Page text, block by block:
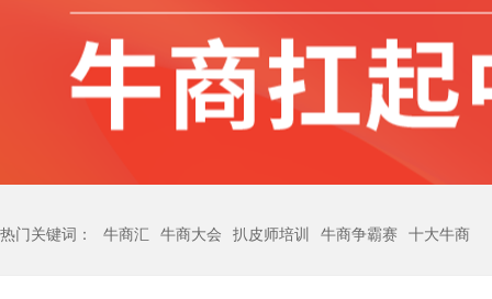
热门关键词： 牛商汇 牛商大会 扒皮师培训 牛商争霸赛 十大牛商